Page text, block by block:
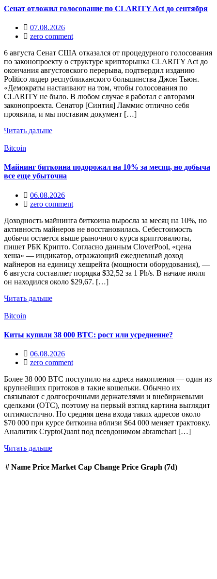
Сенат отложил голосование по CLARITY Act до сентября
07.08.2026
zero comment
6 августа Сенат США отказался от процедурного голосования
по законопроекту о структуре крипторынка CLARITY Act до
окончания августовского перерыва, подтвердил изданию
Politico лидер республиканского большинства Джон Тьюн.
«Демократы настаивают на том, чтобы голосования по
CLARITY не было. В любом случае я работал с авторами
законопроекта. Сенатор [Синтия] Ламмис отлично себя
проявила, и мы поставим документ […]
Читать дальше
Bitcoin
Майнинг биткоина подорожал на 10% за месяц, но добыча
все еще убыточна
06.08.2026
zero comment
Доходность майнинга биткоина выросла за месяц на 10%, но
активность майнеров не восстановилась. Себестоимость
добычи остается выше рыночного курса криптовалюты,
пишет РБК Крипто. Согласно данным CloverPool, «цена
хеша» — индикатор, отражающий ежедневный доход
майнеров на единицу хешрейта (мощности оборудования), —
6 августа составляет порядка $32,52 за 1 Ph/s. В начале июля
он находился около $29,67. […]
Читать дальше
Bitcoin
Киты купили 38 000 BTC: рост или усреднение?
06.08.2026
zero comment
Более 38 000 BTC поступило на адреса накопления — один из
крупнейших притоков в такие кошельки. Обычно их
связывают с долгосрочными держателями и внебиржевыми
сделками (OTC), поэтому на первый взгляд картина выглядит
оптимистично. Но средняя цена входа таких адресов около
$70 000 при курсе биткоина вблизи $64 000 меняет трактовку.
Аналитик CryptoQuant под псевдонимом abramchart […]
Читать дальше
# Name Price Market Cap Change Price Graph (7d)